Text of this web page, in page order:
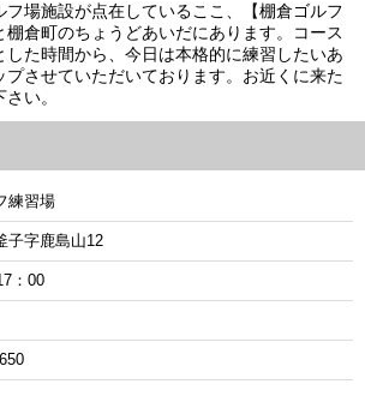
場施設が点在しているここ、【棚倉ゴルフ
倉町のちょうどあいだにあります。コース
した時間から、今日は本格的に練習したいあ
プさせていただいております。お近くに来た
い。
練習場
子字鹿島山12
：00